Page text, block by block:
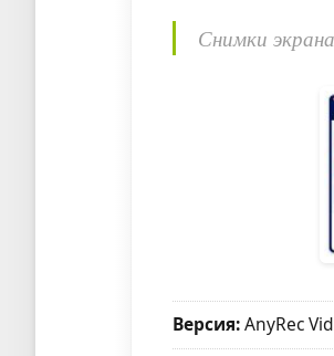
Снимки
Версия:AnyRec